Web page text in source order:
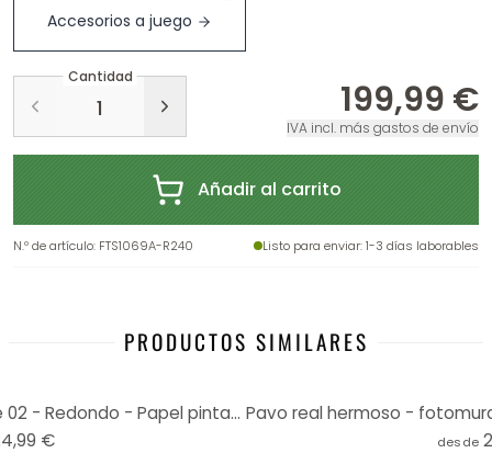
Accesorios a juego
Cantidad
199,99 €
IVA incl. más gastos de envío
Añadir al carrito
N.º de artículo: FTS1069A-R240 Listo para enviar: 1-3 días laborables
PRODUCTOS SIMILARES
Fotomural Niebla en el bosque 02 - Redondo - Papel pintado autoadhesivo/no tejido
€
desde